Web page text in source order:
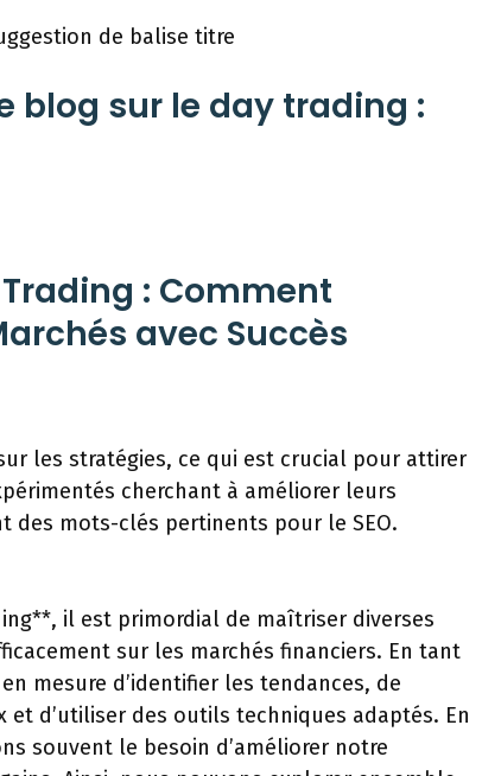
de balise titre
blog sur le day trading :
: Comment
avec Succès
les stratégies, ce qui est crucial pour attirer
cherchant à améliorer leurs
des mots-clés pertinents pour le SEO.
il est primordial de maîtriser diverses
sur les marchés financiers. En tant
mesure d’identifier les tendances, de
et d’utiliser des outils techniques adaptés. En
souvent le besoin d’améliorer notre